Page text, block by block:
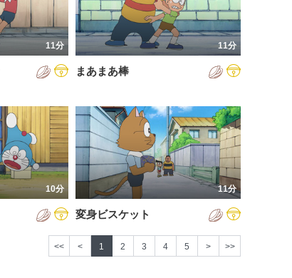
11分 11分
まあまあ棒
10分 11分
変身ビスケット
<< < 1 2 3 4 5 > >>